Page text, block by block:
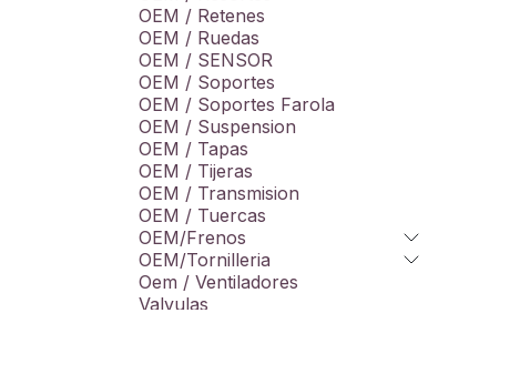
OEM / Retenes
OEM / Ruedas
OEM / SENSOR
OEM / Soportes
OEM / Soportes Farola
OEM / Suspension
OEM / Tapas
OEM / Tijeras
OEM / Transmision
OEM / Tuercas
OEM/Frenos
OEM/Tornilleria
Oem / Ventiladores
Valvulas